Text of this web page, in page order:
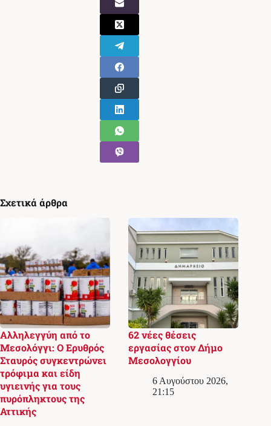
Σχετικά άρθρα
Αλληλεγγύη από το
Μεσολόγγι: Ο Ερυθρός
Σταυρός συγκεντρώνει
τρόφιμα και είδη
υγιεινής για τους
πυρόπληκτους της
Αττικής
62 νέες θέσεις
εργασίας στον Δήμο
Μεσολογγίου
6 Αυγούστου 2026,
21:15